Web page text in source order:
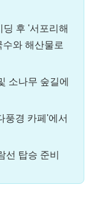
후 '서포리해
와 해산물로
소나무 숲길에
풍경 카페'에서
선 탑승 준비